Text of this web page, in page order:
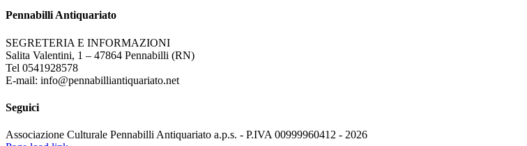
Pennabilli Antiquariato
SEGRETERIA E INFORMAZIONI
Salita Valentini, 1 – 47864 Pennabilli (RN)
Tel 0541928578
E-mail: info@pennabilliantiquariato.net
Seguici
Associazione Culturale Pennabilli Antiquariato a.p.s. - P.IVA 00999960412 - 2026